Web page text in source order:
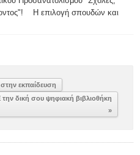
Η επιλογή σπουδών και
εκπαίδευση
δική σου ψηφιακή βιβλιοθήκη
»